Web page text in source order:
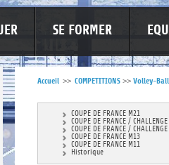
SE FORMER
LUTTE CONTRE LES VIOLENCES MA PETITE
Accueil >> COMPETITIONS >> Volley-Ball
COUPE DE FRANCE M21
COUPE DE FRANCE /
COUPE DE FRANCE /
COUPE DE FRANCE M13
COUPE DE FRANCE M11
Historique